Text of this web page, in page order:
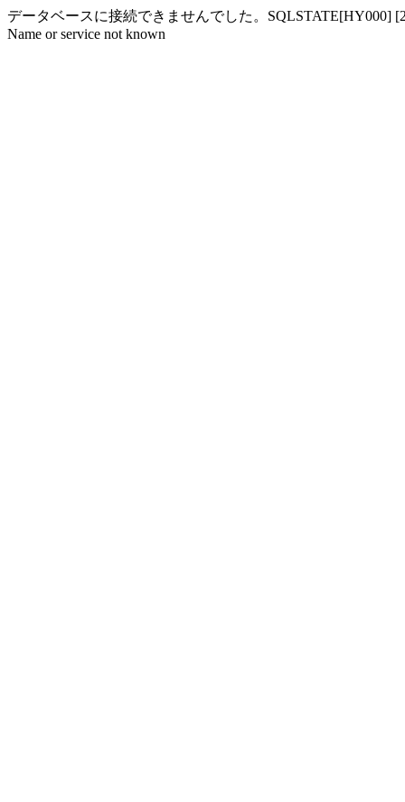
データベースに接続できませんでした。SQLSTATE[HY000]
Name or service not known